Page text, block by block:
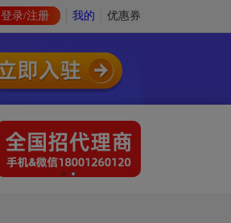
登录/注册 我的 优惠券